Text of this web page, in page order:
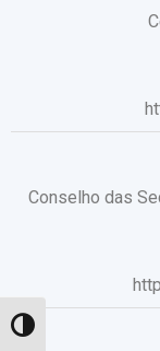
Toggle High
Conselho das